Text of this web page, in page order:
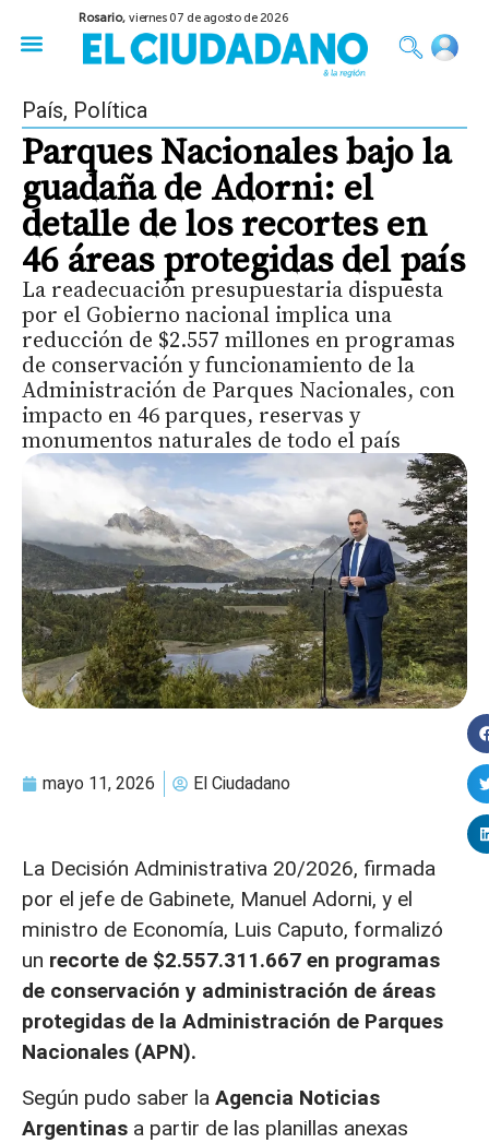
Rosario,viernes 07 de agosto de 2026
País, Política
Parques Nacionales bajo la
guadaña de Adorni: el
detalle de los recortes en
46 áreas protegidas del país
La readecuación presupuestaria dispuesta
por el Gobierno nacional implica una
reducción de $2.557 millones en programas
de conservación y funcionamiento de la
Administración de Parques Nacionales, con
impacto en 46 parques, reservas y
monumentos naturales de todo el país
mayo 11, 2026 El Ciudadano
La Decisión Administrativa 20/2026, firmada
por el jefe de Gabinete, Manuel Adorni, y el
ministro de Economía, Luis Caputo, formalizó
un recorte de $2.557.311.667 en programas
de conservación y administración de áreas
protegidas de la Administración de Parques
Nacionales (APN).
Según pudo saber la Agencia Noticias
Argentinas a partir de las planillas anexas